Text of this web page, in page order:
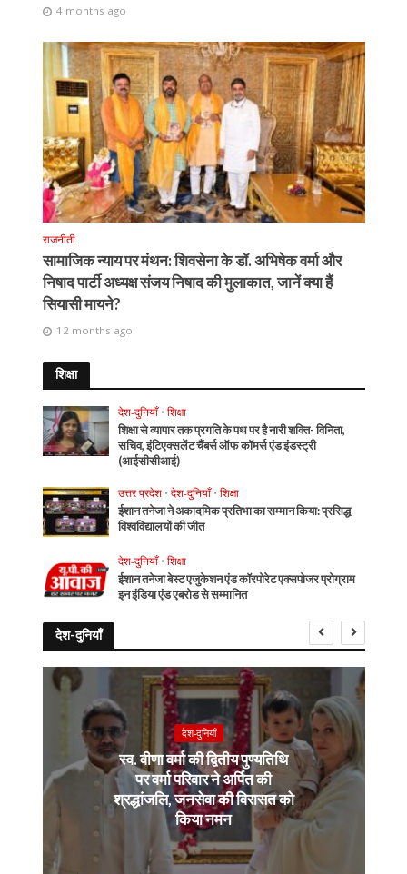
4 months ago
राजनीती
सामाजिक न्याय पर मंथन: शिवसेना के डॉ. अभिषेक वर्मा और
निषाद पार्टी अध्यक्ष संजय निषाद की मुलाकात, जानें क्या हैं
सियासी मायने?
12 months ago
शिक्षा
देश-दुनियाँ • शिक्षा
शिक्षा से व्यापार तक प्रगति के पथ पर है नारी शक्ति- विनिता,
सचिव, इंटिएक्सलेंट चैंबर्स ऑफ कॉमर्स एंड इंडस्ट्री
(आईसीसीआई)
उत्तर प्रदेश • देश-दुनियाँ • शिक्षा
ईशान तनेजा ने अकादमिक प्रतिभा का सम्मान किया: प्रसिद्ध
विश्वविद्यालयों की जीत
देश-दुनियाँ • शिक्षा
ईशान तनेजा बेस्ट एजुकेशन एंड कॉरपोरेट एक्सपोजर प्रोग्राम
इन इंडिया एंड एबरोड से सम्मानित
देश-दुनियाँ
देश-दुनियाँ
स्व. वीणा वर्मा की द्वितीय पुण्यतिथि
पर वर्मा परिवार ने अर्पित की
श्रद्धांजलि, जनसेवा की विरासत को
किया नमन